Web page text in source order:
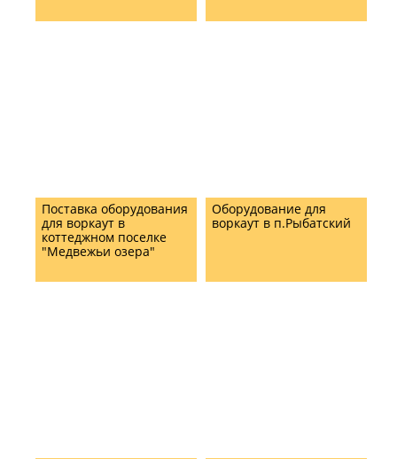
Поставка оборудования
для воркаут в
коттеджном поселке
"Медвежьи озера"
Оборудование для
воркаут в п.Рыбатский